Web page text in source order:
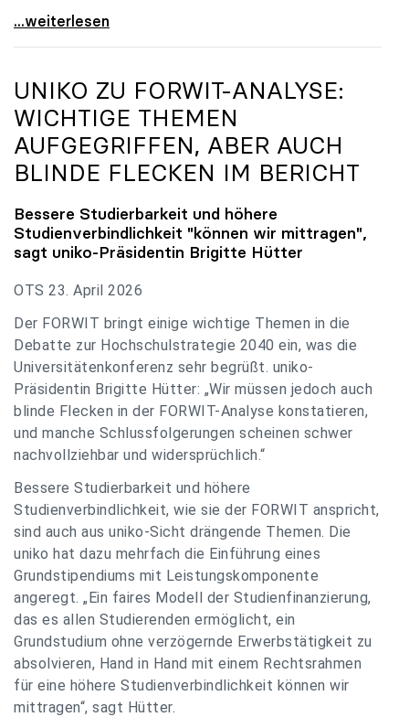
uniko zu Budgetverhandlungen: Universitäten sind
...weiterlesen
UNIKO ZU FORWIT-ANALYSE:
WICHTIGE THEMEN
AUFGEGRIFFEN, ABER AUCH
BLINDE FLECKEN IM BERICHT
Bessere Studierbarkeit und höhere
Studienverbindlichkeit "können wir mittragen",
sagt uniko-Präsidentin Brigitte Hütter
OTS 23. April 2026
Der FORWIT bringt einige wichtige Themen in die
Debatte zur Hochschulstrategie 2040 ein, was die
Universitätenkonferenz sehr begrüßt. uniko-
Präsidentin Brigitte Hütter: „Wir müssen jedoch auch
blinde Flecken in der FORWIT-Analyse konstatieren,
und manche Schlussfolgerungen scheinen schwer
nachvollziehbar und widersprüchlich.“
Bessere Studierbarkeit und höhere
Studienverbindlichkeit, wie sie der FORWIT anspricht,
sind auch aus uniko-Sicht drängende Themen. Die
uniko hat dazu mehrfach die Einführung eines
Grundstipendiums mit Leistungskomponente
angeregt. „Ein faires Modell der Studienfinanzierung,
das es allen Studierenden ermöglicht, ein
Grundstudium ohne verzögernde Erwerbstätigkeit zu
absolvieren, Hand in Hand mit einem Rechtsrahmen
für eine höhere Studienverbindlichkeit können wir
mittragen“, sagt Hütter.